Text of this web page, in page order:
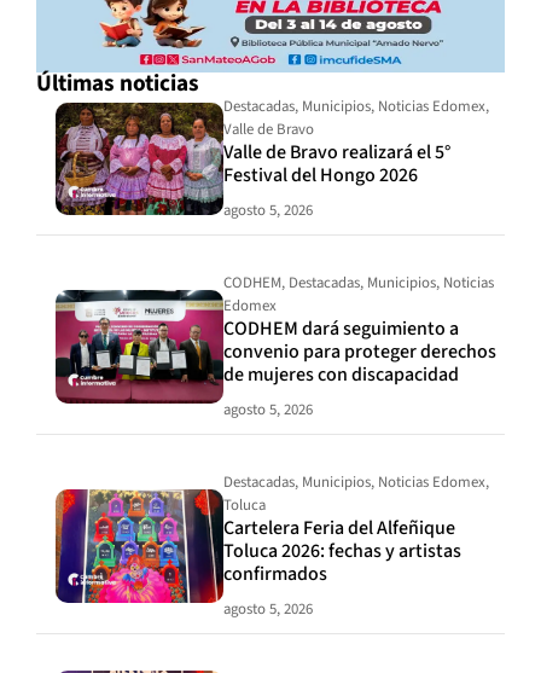
Últimas noticias
Destacadas, Municipios, Noticias Edomex,
Valle de Bravo
Valle de Bravo realizará el 5°
Festival del Hongo 2026
agosto 5, 2026
CODHEM, Destacadas, Municipios, Noticias
Edomex
CODHEM dará seguimiento a
convenio para proteger derechos
de mujeres con discapacidad
agosto 5, 2026
Destacadas, Municipios, Noticias Edomex,
Toluca
Cartelera Feria del Alfeñique
Toluca 2026: fechas y artistas
confirmados
agosto 5, 2026